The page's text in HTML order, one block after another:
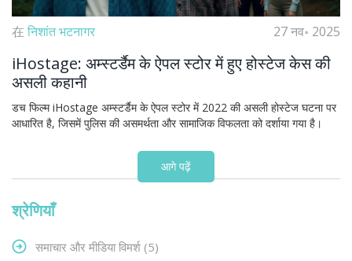
在 निशांत भटनागर 27 नव॰ 2025
iHostage: अम्स्टर्डैम के ऐपल स्टोर में हुए होस्टेज केस की
असली कहानी
डच फिल्म iHostage अम्स्टर्डैम के ऐपल स्टोर में 2022 की असली होस्टेज घटना पर
आधारित है, जिसमें पुलिस की असमर्थता और सामाजिक विफलता को दर्शाया गया है।
आगे पढ़ें
श्रेणियाँ
समाचार और मीडिया विमर्श (5)